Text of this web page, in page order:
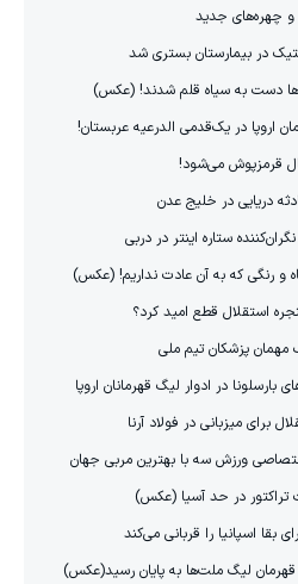
و چهره‌های جدید
در بیمارستان بستری شد
دست به سیاه قلم شدند! (عکس)
اروپا در یک‌قدمی الدرعیه عربستان!
قرمزپوش می‌شود!
دریایی در خلیج عدن
ستاره اینتر در دربی
و رنگی که به آن عادت نداریم! (عکس)
استقلال قطع امید کرد؟
مهمان پزشکان تیم ملی
بارسلونا در ادوار لیگ قهرمانان اروپا
برای میزبانی در فولاد آرنا
ورزش سه با بهترین مربی جهان
در حد آسیا (عکس)
بقا اسپانیا را قربانی می‌کند
لیگ ملت‌ها به پایان رسید(عکس)